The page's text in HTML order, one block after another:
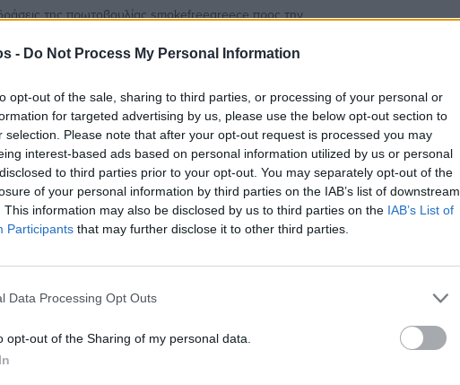
- Do Not Process My Personal Information
opt-out of the sale, sharing to third parties, or processing of your personal or
for targeted advertising by us, please use the below opt-out section to
selection. Please note that after your opt-out request is processed you may
interest-based ads based on personal information utilized by us or personal
to third parties prior to your opt-out. You may separately opt-out of the
of your personal information by third parties on the IAB’s list of downstream
This information may also be disclosed by us to third parties on the IAB’s List of
Participants that may further disclose it to other third parties.
Data Processing Opt Outs
opt-out of the Sharing of my personal data.
της πρωτοβουλίας smokefreegreece προς την
Έλεγχο του Καπνίσματος, από την πλευρά της, εκφράζει θερμά
συνεργασία των αρμοδίων υπηρεσιών των Υπουργείων Υγείας
η οποία, εάν συνεχιστεί με τους ιδίους ρυθμούς,
την Ελλάδα μεταξύ των χωρών της Ευρωπαϊκής Ένωσης που
του καπνίσματος κάτω του 5% μέχρι το 2040.
πρόεδρος και μέλη η Αθηνά Καλοκαιρινού, η ‘Αννα
Τσανάκας και ο Γεώργιος Χρούσος.